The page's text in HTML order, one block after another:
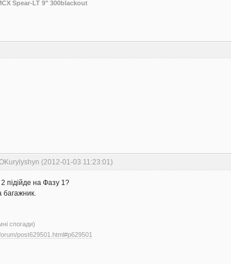
Spear-LT 9" 300blackout
(2012-01-03 11:23:01)
підійде на Фазу 1?
багажник.
спогади)
post629501.html#p629501